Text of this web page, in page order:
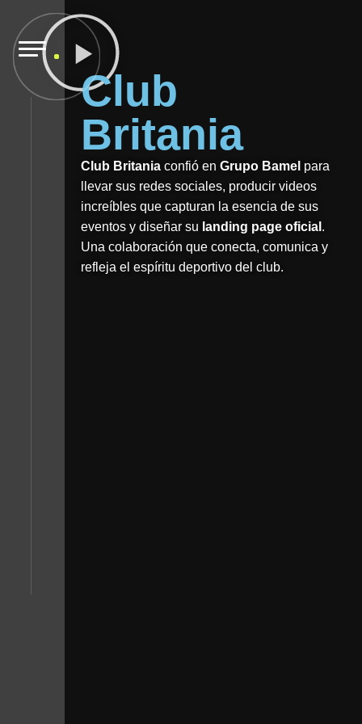
Club
Britania
Club Britania confió en Grupo Bamel para
llevar sus redes sociales, producir videos
increíbles que capturan la esencia de sus
eventos y diseñar su landing page oficial .
Una colaboración que conecta, comunica y
refleja el espíritu deportivo del club.